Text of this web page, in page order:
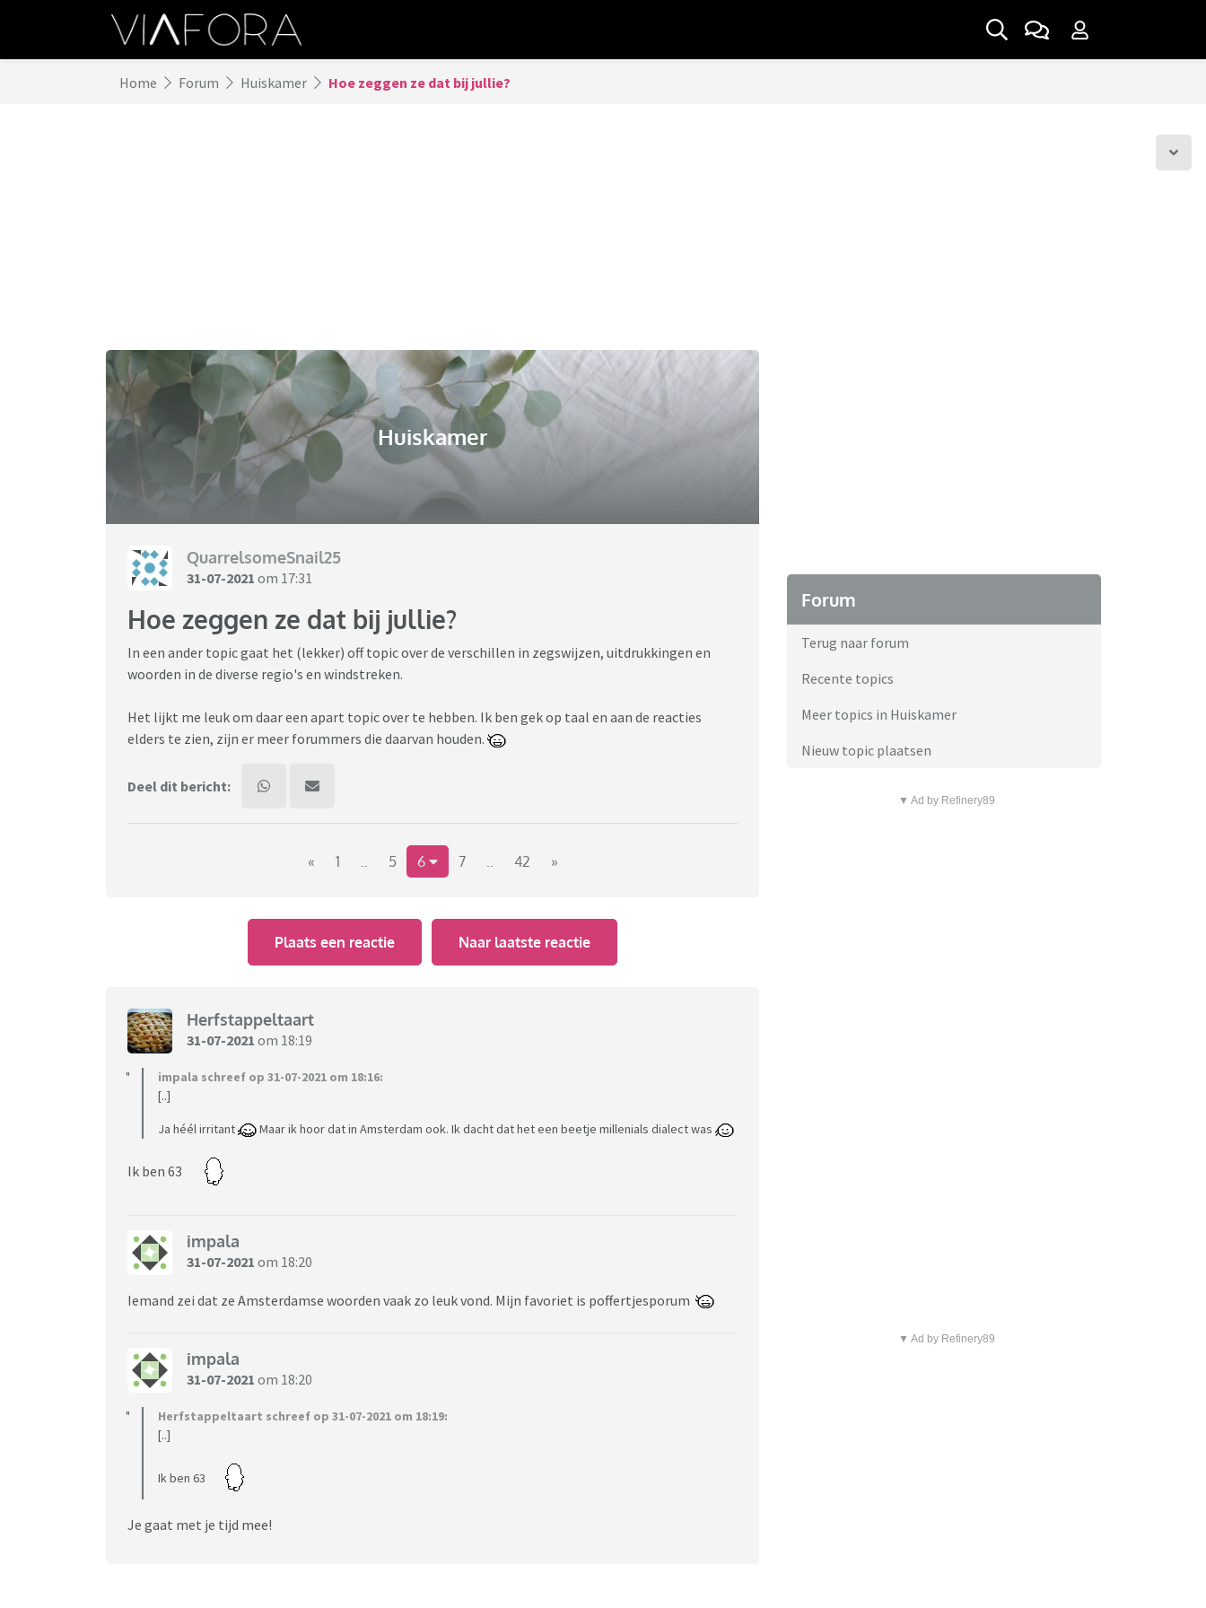
Home Forum Huiskamer Hoe zeggen ze dat bij jullie?
Huiskamer
QuarrelsomeSnail25
31-07-2021 om 17:31
Hoe zeggen ze dat bij jullie?
In een ander topic gaat het (lekker) off topic over de verschillen in zegswijzen, uitdrukkingen en
woorden in de diverse regio's en windstreken.
Het lijkt me leuk om daar een apart topic over te hebben. Ik ben gek op taal en aan de reacties
elders te zien, zijn er meer forummers die daarvan houden.
Deel dit bericht:
« 1 .. 5 6 7 .. 42 »
Plaats een reactie Naar laatste reactie
Herfstappeltaart
31-07-2021 om 18:19
impala schreef op 31-07-2021 om 18:16:
[..]
Ja héél irritant Maar ik hoor dat in Amsterdam ook. Ik dacht dat het een beetje millenials dialect was
Ik ben 63
impala
31-07-2021 om 18:20
Iemand zei dat ze Amsterdamse woorden vaak zo leuk vond. Mijn favoriet is poffertjesporum
impala
31-07-2021 om 18:20
Herfstappeltaart schreef op 31-07-2021 om 18:19:
[..]
Ik ben 63
Je gaat met je tijd mee!
Forum
Terug naar forum
Recente topics
Meer topics in Huiskamer
Nieuw topic plaatsen
▼ Ad by Refinery89
▼ Ad by Refinery89